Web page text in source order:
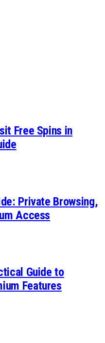
Free Spins in
Private Browsing,
Access
Guide to
Features